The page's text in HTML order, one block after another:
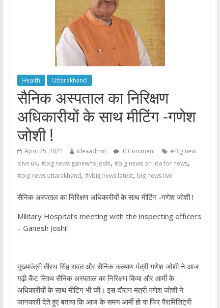
Health Uttarakhand
सैनिक अस्पताल का निरिक्षण
अधिकारीयों के साथ मीटिंग -गणेश
जोशी !
April 25, 2021 ideaadmin 0 Comment
#Big new
slive uk, #big news ganewhs joshi, #big news on ida for news,
#big news uttarakhand, #vbig news latest, big news live
सैनिक अस्पताल का निरिक्षण अधिकारीयों के साथ मीटिंग -गणेश जोशी !
Military Hospital’s meeting with the inspecting officers
– Ganesh Joshi!
मुख्यमंत्री तीरथ सिंह रावत और सैनिक कल्याण मंत्री गणेश जोशी ने आज
गढ़ी कैंट स्तिथ सैनिक अस्पताल का निरिक्षण किया और आर्मी के
अधिकारीयों के साथ मीटिंग भी की। इस दौरान मंत्री गणेश जोशी ने
जानकारी देते हुए बताया कि आज के समय आर्मी हो या फिर पैरामिलिट्री